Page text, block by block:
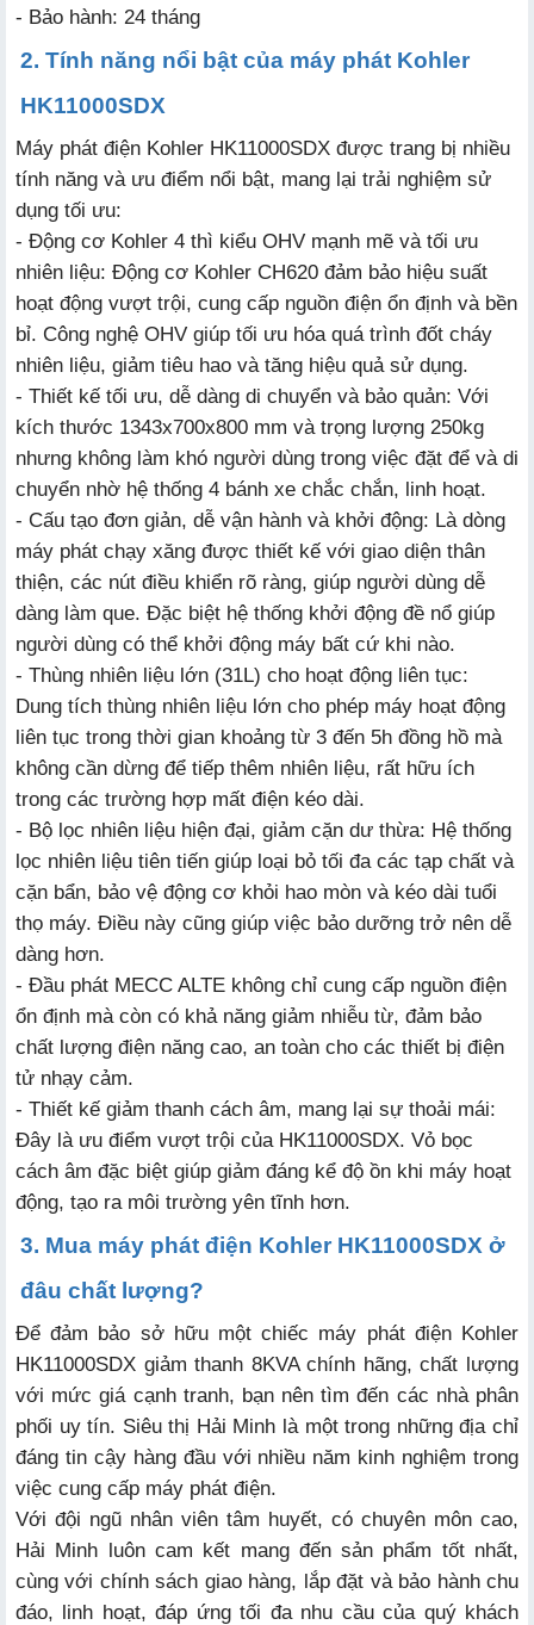
- Bảo hành: 24 tháng
2. Tính năng nổi bật của máy phát Kohler
HK11000SDX
Máy phát điện Kohler HK11000SDX được trang bị nhiều
tính năng và ưu điểm nổi bật, mang lại trải nghiệm sử
dụng tối ưu:
- Động cơ Kohler 4 thì kiểu OHV mạnh mẽ và tối ưu
nhiên liệu: Động cơ Kohler CH620 đảm bảo hiệu suất
hoạt động vượt trội, cung cấp nguồn điện ổn định và bền
bỉ. Công nghệ OHV giúp tối ưu hóa quá trình đốt cháy
nhiên liệu, giảm tiêu hao và tăng hiệu quả sử dụng.
- Thiết kế tối ưu, dễ dàng di chuyển và bảo quản: Với
kích thước 1343x700x800 mm và trọng lượng 250kg
nhưng không làm khó người dùng trong việc đặt để và di
chuyển nhờ hệ thống 4 bánh xe chắc chắn, linh hoạt.
- Cấu tạo đơn giản, dễ vận hành và khởi động: Là dòng
máy phát chạy xăng được thiết kế với giao diện thân
thiện, các nút điều khiển rõ ràng, giúp người dùng dễ
dàng làm que. Đặc biệt hệ thống khởi động đề nổ giúp
người dùng có thể khởi động máy bất cứ khi nào.
- Thùng nhiên liệu lớn (31L) cho hoạt động liên tục:
Dung tích thùng nhiên liệu lớn cho phép máy hoạt động
liên tục trong thời gian khoảng từ 3 đến 5h đồng hồ mà
không cần dừng để tiếp thêm nhiên liệu, rất hữu ích
trong các trường hợp mất điện kéo dài.
- Bộ lọc nhiên liệu hiện đại, giảm cặn dư thừa: Hệ thống
lọc nhiên liệu tiên tiến giúp loại bỏ tối đa các tạp chất và
cặn bẩn, bảo vệ động cơ khỏi hao mòn và kéo dài tuổi
thọ máy. Điều này cũng giúp việc bảo dưỡng trở nên dễ
dàng hơn.
- Đầu phát MECC ALTE không chỉ cung cấp nguồn điện
ổn định mà còn có khả năng giảm nhiễu từ, đảm bảo
chất lượng điện năng cao, an toàn cho các thiết bị điện
tử nhạy cảm.
- Thiết kế giảm thanh cách âm, mang lại sự thoải mái:
Đây là ưu điểm vượt trội của HK11000SDX. Vỏ bọc
cách âm đặc biệt giúp giảm đáng kể độ ồn khi máy hoạt
động, tạo ra môi trường yên tĩnh hơn.
3. Mua máy phát điện Kohler HK11000SDX ở
đâu chất lượng?
Để đảm bảo sở hữu một chiếc máy phát điện Kohler
HK11000SDX giảm thanh 8KVA chính hãng, chất lượng
với mức giá cạnh tranh, bạn nên tìm đến các nhà phân
phối uy tín. Siêu thị Hải Minh là một trong những địa chỉ
đáng tin cậy hàng đầu với nhiều năm kinh nghiệm trong
việc cung cấp máy phát điện.
Với đội ngũ nhân viên tâm huyết, có chuyên môn cao,
Hải Minh luôn cam kết mang đến sản phẩm tốt nhất,
cùng với chính sách giao hàng, lắp đặt và bảo hành chu
đáo, linh hoạt, đáp ứng tối đa nhu cầu của quý khách